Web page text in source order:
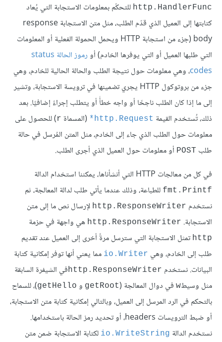
http.HandlerFunc للتحكّم بمعلومات الاستجابة التي يُعاد
كتابتها إلى العميل الذي قدّم الطلب، مثل متن الاستجابة response
body (جزء من استجابة HTTP ويحمل الحمولة الفعلية أو المعلومات
التي طلبها العميل أو التي يوفرها الخادم) أو
رموز الحالة status
codes، وهي معلومات حول نتيجة الطلب والحالة الحالية للخادم، وهي
جزء من بروتوكول HTTP يجري تضمينها في ترويسة الاستجابة، وتشير
إلى ما إذا كان الطلب ناجحًا أو واجه خطأً أو يتطلب إجراءً إضافيًا. بعد
ذلك، تُستخدم القيمة http.Request* (المسماة r) للحصول على
معلومات حول الطلب الذي جاء إلى الخادم، مثل المتن المُرسل في حالة
طلب POST أو معلومات حول العميل الذي أجرى الطلب.
في كل من معالجات HTTP التي أنشأناها، يمكننا استخدام الدالة
fmt.Printf للطباعة، وذلك عندما يأتي طلب لدالة المعالجة، ثم
نستخدم http.ResponseWriter لإرسال نص ما إلى متن
الاستجابة. http.ResponseWriter هي واجهة في حزمة
http تمثل الاستجابة التي سترسل مرةً أخرى إلى العميل عند تقديم
طلب إلى الخادم، وهي io.Writer مما يعني أنها توفر إمكانية كتابة
البيانات. نستخدم http.ResponseWriterفي الشيفرة السابقة
مثل وسيطw في دوال المعالجة (getRoot و getHello)، للسماح
بالتحكم في الرد المرسل إلى العميل، وبالتالي إمكانية كتابة متن الاستجابة،
أو ضبط الترويسات headers، أو تحديد رمز الحالة باستخدامها.
نستخدم الدالة io.WriteString لكتابة الاستجابة ضمن متن